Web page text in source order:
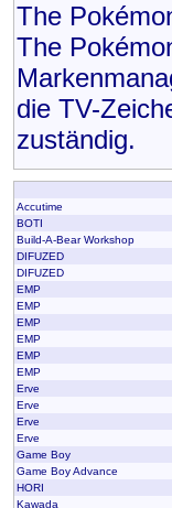
The
The
die TV-
zuständig.
Accutime
BOTI
Build-A-Bear Workshop
DIFUZED
DIFUZED
EMP
EMP
EMP
EMP
EMP
EMP
Erve
Erve
Erve
Erve
Game Boy
Game Boy Advance
HORI
Kawada